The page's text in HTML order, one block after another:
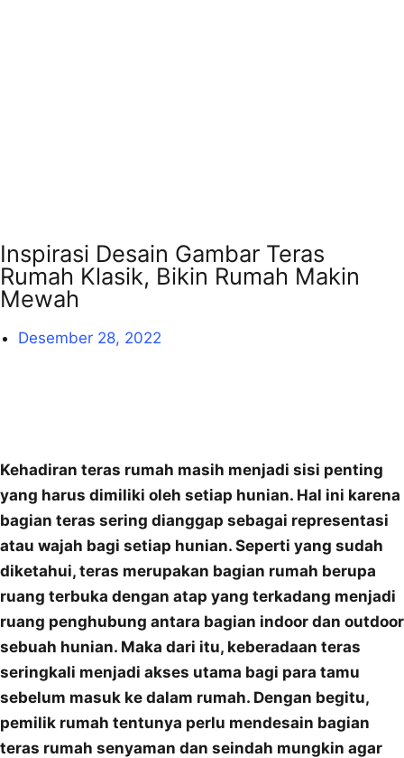
Inspirasi Desain Gambar Teras
Rumah Klasik, Bikin Rumah Makin
Mewah
Desember 28, 2022
Kehadiran teras rumah masih menjadi sisi penting
yang harus dimiliki oleh setiap hunian. Hal ini karena
bagian teras sering dianggap sebagai representasi
atau wajah bagi setiap hunian. Seperti yang sudah
diketahui, teras merupakan bagian rumah berupa
ruang terbuka dengan atap yang terkadang menjadi
ruang penghubung antara bagian indoor dan outdoor
sebuah hunian. Maka dari itu, keberadaan teras
seringkali menjadi akses utama bagi para tamu
sebelum masuk ke dalam rumah. Dengan begitu,
pemilik rumah tentunya perlu mendesain bagian
teras rumah senyaman dan seindah mungkin agar